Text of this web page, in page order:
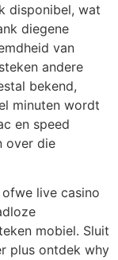
disponibel, wat
diegene
van
andere
bekend,
minuten wordt
en speed
over die
live casino
mobiel. Sluit
plus ontdek why